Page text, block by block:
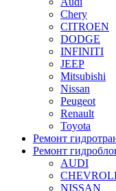
Chery
CITROEN
DODGE
INFINITI
JEEP
Mitsubishi
Nissan
Peugeot
Renault
Toyota
Ремонт
Ремонт
AUDI
NISSAN